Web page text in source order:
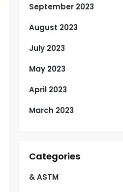
September 2023
August 2023
July 2023
May 2023
April 2023
March 2023
Categories
& ASTM